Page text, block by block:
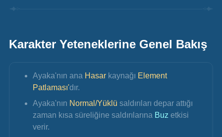
Karakter Yeteneklerine Genel Bakış
Ayaka'nın ana Hasar kaynağı Element
Patlaması'dır.
Ayaka'nın Normal/Yüklü saldırıları depar attığı
zaman kısa süreliğine saldırılarına Buz etkisi
verir.